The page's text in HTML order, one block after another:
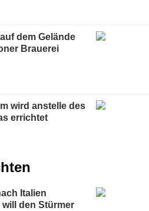
dem Gelände
Brauerei
wird anstelle des
errichtet
Italien
den Stürmer